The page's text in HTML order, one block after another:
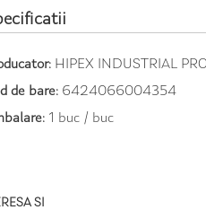
HIPEX INDUSTRIAL
de bare: 6424066004354
1 buc / buc
SI